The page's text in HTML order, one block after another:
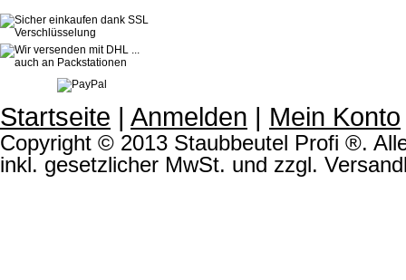
Startseite | Anmelden | Mein Konto
Copyright © 2013 Staubbeutel Profi ®.
inkl. gesetzlicher MwSt. und zzgl.